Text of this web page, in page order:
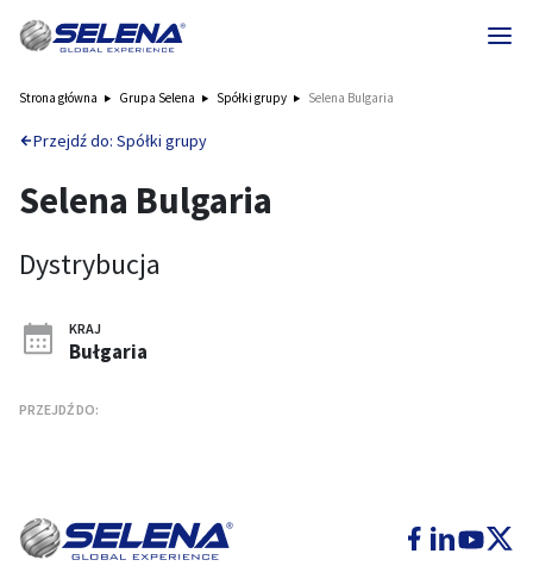
Strona główna Grupa Selena Spółki grupy Selena Bulgaria
Przejdź do: Spółki grupy
Selena Bulgaria
Dystrybucja
KRAJ
Bułgaria
PRZEJDŹ DO: